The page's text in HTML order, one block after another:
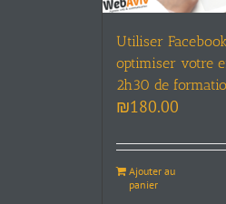
Utiliser
optimiser votre
2h30 de
₪180.00
Ajouter au
panier